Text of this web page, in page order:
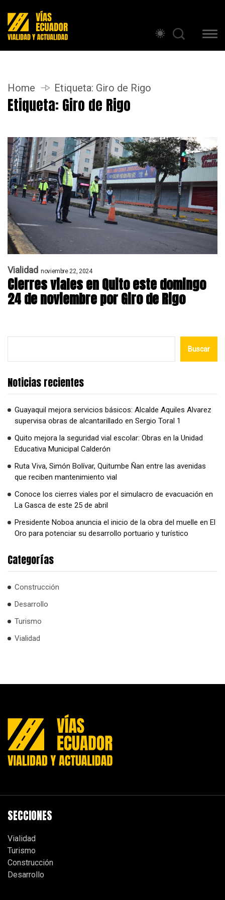
Home Etiqueta: Giro de Rigo
Etiqueta: Giro de Rigo
Vialidad noviembre 22, 2024
Cierres viales en Quito este domingo
24 de noviembre por Giro de Rigo
Buscar
Noticias recientes
Guayaquil mejora servicios básicos: Alcalde Aquiles Alvarez
supervisa obras de alcantarillado en Sergio Toral 1
Quito mejora la seguridad vial escolar: Obras en la Unidad
Educativa Municipal Calderón
Ruta Viva, Simón Bolívar, Quitumbe Ñan entre las avenidas
que reciben mantenimiento vial
Conoce los cierres viales por el simulacro de evacuación en
La Gasca de este 25 de abril
Presidente Noboa anuncia el inicio de la obra del muelle en El
Oro para potenciar su desarrollo portuario y turístico
Categorías
Construcción
Desarrollo
Turismo
Vialidad
SECCIONES
Vialidad
Turismo
Construcción
Desarrollo